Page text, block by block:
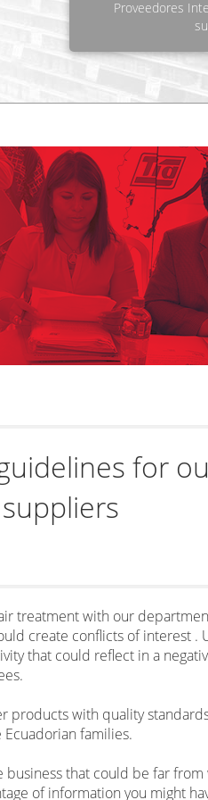
Proveedores
for
treatment with our
create conflicts of interest .
that could reflect in a
products with quality
families.
business that could be far
of information you might